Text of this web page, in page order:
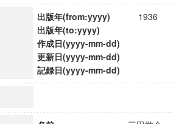
出版年(from:yyyy)
1936
出版年(to:yyyy)
作成日(yyyy-mm-dd)
更新日(yyyy-mm-dd)
記録日(yyyy-mm-dd)